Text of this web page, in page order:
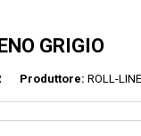
GRIGIO
Produttore: ROLL-